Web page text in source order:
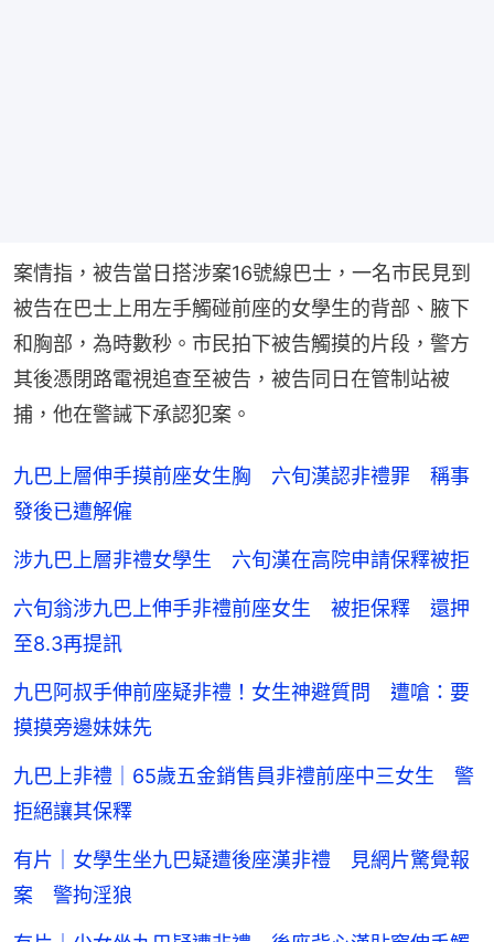
案情指，被告當日搭涉案16號線巴士，一名市民見到
被告在巴士上用左手觸碰前座的女學生的背部、腋下
和胸部，為時數秒。市民拍下被告觸摸的片段，警方
其後憑閉路電視追查至被告，被告同日在管制站被
捕，他在警誡下承認犯案。
九巴上層伸手摸前座女生胸 六旬漢認非禮罪 稱事
發後已遭解僱
涉九巴上層非禮女學生 六旬漢在高院申請保釋被拒
六旬翁涉九巴上伸手非禮前座女生 被拒保釋 還押
至8.3再提訊
九巴阿叔手伸前座疑非禮！女生神避質問 遭嗆：要
摸摸旁邊妹妹先
九巴上非禮｜65歲五金銷售員非禮前座中三女生 警
拒絕讓其保釋
有片｜女學生坐九巴疑遭後座漢非禮 見網片驚覺報
案 警拘淫狼